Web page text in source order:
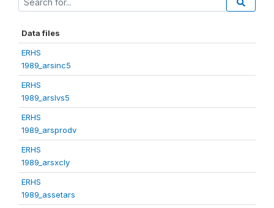
Data files
ERHS
1989_arsinc5
ERHS
1989_arslvs5
ERHS
1989_arsprodv
ERHS
1989_arsxcly
ERHS
1989_assetars